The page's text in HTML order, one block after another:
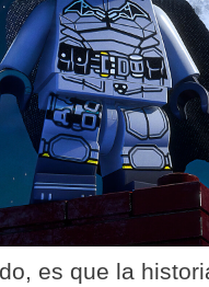
es que la